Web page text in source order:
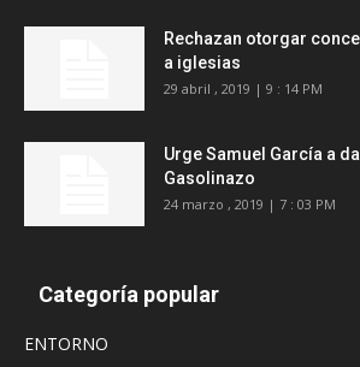
Rechazan otorgar
a iglesias
29 abril , 2019 | 9 : 14 PM
Urge Samuel García a
Gasolinazo
24 marzo , 2019 | 7 : 03 PM
Categoría popular
ENTORNO